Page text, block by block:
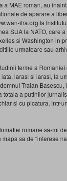
MAE roman, au
de aparare a
ifra.org la
SUA la NATO, care
si Washington in
urmatoare sau
ferme a
iarasi si iarasi, la
Traian
a putinilor
si cu picatura, intr-
romane sa-mi
sa de “interese